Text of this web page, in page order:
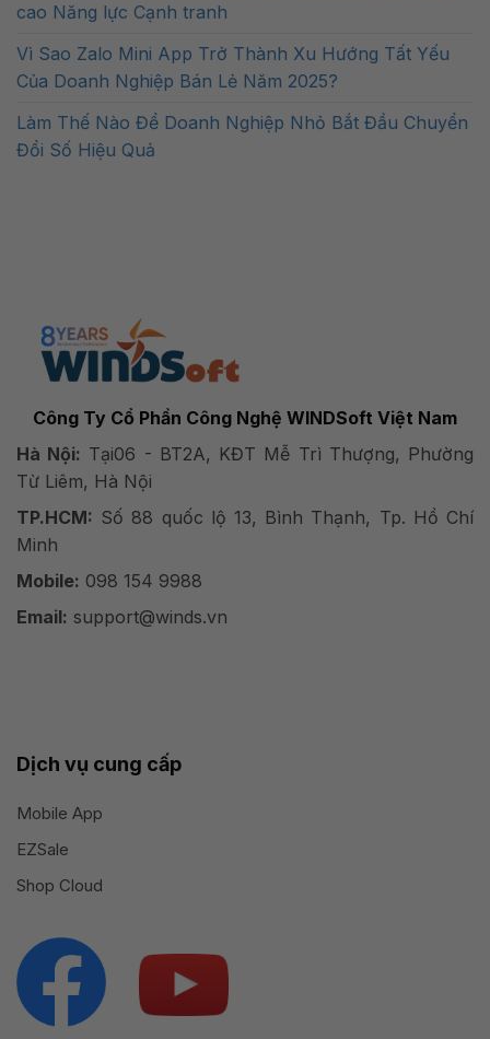
cao Năng lực Cạnh tranh
Vì Sao Zalo Mini App Trở Thành Xu Hướng Tất Yếu
Của Doanh Nghiệp Bán Lẻ Năm 2025?
Làm Thế Nào Để Doanh Nghiệp Nhỏ Bắt Đầu Chuyển
Đổi Số Hiệu Quả
Công Ty Cổ Phần Công Nghệ WINDSoft Việt Nam
Hà Nội: Tại06 - BT2A, KĐT Mễ Trì Thượng, Phường
Từ Liêm, Hà Nội
TP.HCM: Số 88 quốc lộ 13, Bình Thạnh, Tp. Hồ Chí
Minh
Mobile: 098 154 9988
Email: support@winds.vn
Dịch vụ cung cấp
Mobile App
EZSale
Shop Cloud